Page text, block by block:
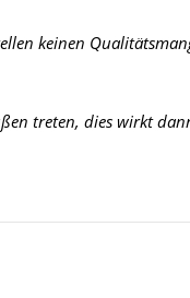
keinen
treten, dies wirkt